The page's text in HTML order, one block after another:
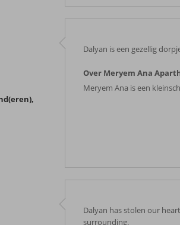
,
Dalyan is een gezellig
Over Meryem Ana
Meryem Ana is een
Dalyan has stolen our
surrounding.